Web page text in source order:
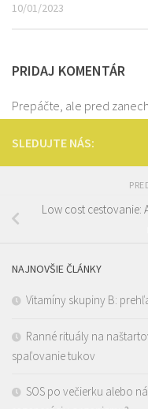
10/01/2023
PRIDAJ KOMENTÁR
Prepáčte, ale pred
SLEDUJTE NÁS:
Low cost cestovanie:
NAJNOVŠIE ČLÁNKY
Vitamíny skupiny B:
Ranné rituály na
spaľovanie tukov
SOS po večierku alebo